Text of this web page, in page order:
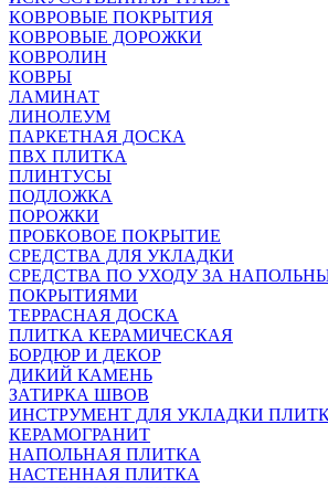
КОВРОВЫЕ ПОКРЫТИЯ
КОВРОВЫЕ ДОРОЖКИ
КОВРОЛИН
КОВРЫ
ЛАМИНАТ
ЛИНОЛЕУМ
ПАРКЕТНАЯ ДОСКА
ПВХ ПЛИТКА
ПЛИНТУСЫ
ПОДЛОЖКА
ПОРОЖКИ
ПРОБКОВОЕ ПОКРЫТИЕ
СРЕДСТВА ДЛЯ УКЛАДКИ
СРЕДСТВА ПО УХОДУ ЗА
ПОКРЫТИЯМИ
ТЕРРАСНАЯ ДОСКА
ПЛИТКА КЕРАМИЧЕСКАЯ
БОРДЮР И ДЕКОР
ДИКИЙ КАМЕНЬ
ЗАТИРКА ШВОВ
ИНСТРУМЕНТ ДЛЯ УКЛАДКИ
КЕРАМОГРАНИТ
НАПОЛЬНАЯ ПЛИТКА
НАСТЕННАЯ ПЛИТКА